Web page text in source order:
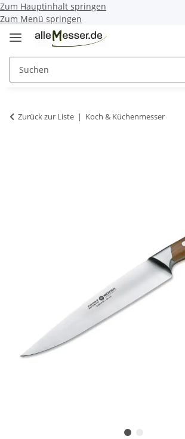
Zum Hauptinhalt springen
Zum Menü springen
Zurück zur Liste Koch & Küchenmesser